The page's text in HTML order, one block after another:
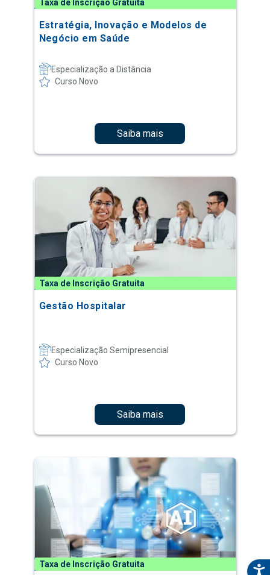
Taxa de Inscrição Gratuita
Estratégia, Inovação e Modelos de
Negócio em Saúde
Especialização a Distância
Curso Novo
Saiba mais
Taxa de Inscrição Gratuita
Gestão Hospitalar
Especialização Semipresencial
Curso Novo
Saiba mais
Taxa de Inscrição Gratuita